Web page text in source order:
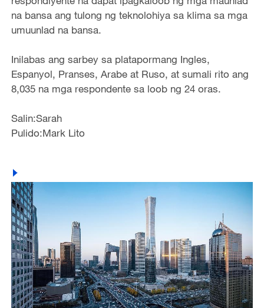
na bansa ang tulong ng teknolohiya sa klima sa mga
umuunlad na bansa.
Inilabas ang sarbey sa platapormang Ingles,
Espanyol, Pranses, Arabe at Ruso, at sumali rito ang
8,035 na mga respondente sa loob ng 24 oras.
Salin:Sarah
Pulido:Mark Lito